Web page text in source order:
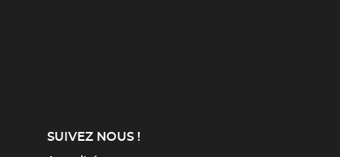
SUIVEZ NOUS !